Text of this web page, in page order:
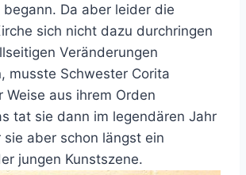
Da aber leider die
sich nicht dazu durchringen
Veränderungen
musste Schwester Corita
Weise aus ihrem Orden
tat sie dann im legendären Jahr
sie aber schon längst ein
jungen Kunstszene.